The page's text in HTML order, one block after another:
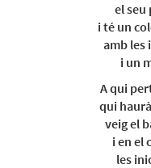
el seu
i té un
amb les
i un
A qui
qui
veig el
i en el
les